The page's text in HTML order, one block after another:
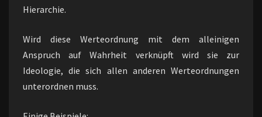
Hierarchie.
Wird diese Werteordnung mit dem alleinigen
Anspruch auf Wahrheit verknüpft wird sie zur
Ideologie, die sich allen anderen Werteordnungen
unterordnen muss.